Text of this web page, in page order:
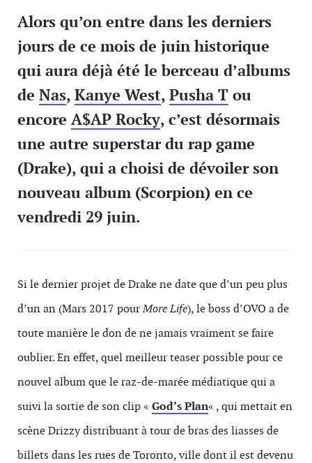
Alors qu’on entre dans les derniers
jours de ce mois de juin historique
qui aura déjà été le berceau d’albums
de Nas, Kanye West, Pusha T ou
encore A$AP Rocky, c’est désormais
une autre superstar du rap game
(Drake), qui a choisi de dévoiler son
nouveau album (Scorpion) en ce
vendredi 29 juin.
Si le dernier projet de Drake ne date que d’un peu plus
d’un an (Mars 2017 pourMore Life), le boss d’OVO a de
toute manière le don de ne jamais vraiment se faire
oublier. En effet, quel meilleur teaser possible pour ce
nouvel album que le raz-de-marée médiatique qui a
suivi la sortie de son clip « God’s Plan« , qui mettait en
scène Drizzy distribuant à tour de bras des liasses de
billets dans les rues de Toronto, ville dont il est devenu